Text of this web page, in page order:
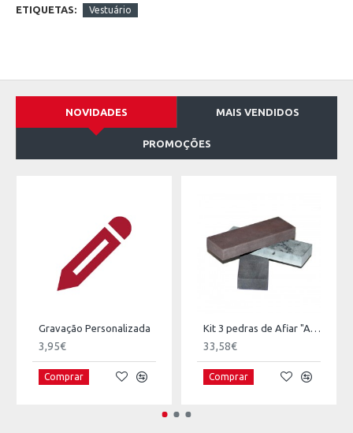
ETIQUETAS: Vestuário
NOVIDADES MAIS VENDIDOS
PROMOÇÕES
Gravação Personalizada
3,95€
Comprar
Kit 3 pedras de Afiar "A Pedra das Meigas"
33,58€
Comprar